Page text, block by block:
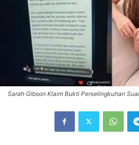
Sarah Gibson Klaim Bukti Perselingkuhan